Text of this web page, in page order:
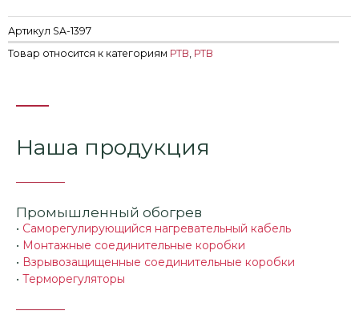
Артикул SA-1397
Товар относится к категориям РТВ РТВ
Наша продукция
Промышленный обогрев
• Саморегулирующийся нагревательный кабель
• Монтажные соединительные коробки
• Взрывозащищенные соединительные коробки
• Терморегуляторы